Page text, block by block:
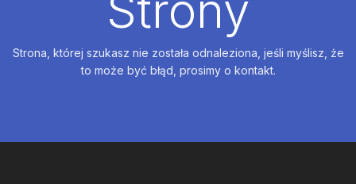
Strona, której szukasz nie została odnaleziona, jeśli myślisz, że
to może być błąd, prosimy o kontakt.